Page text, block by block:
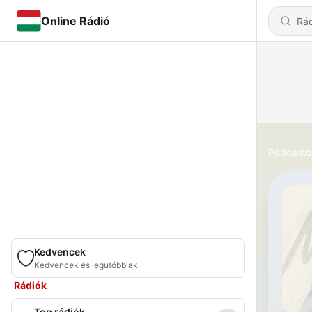
Online Rádió
Kedvencek
Kedvencek és legutóbbiak
Rádiók